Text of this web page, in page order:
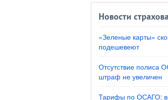
Новости
«Зеленые карты»
подешевеют
Отсутствие полиса
штраф не увеличен
Тарифы по ОСАГО: в